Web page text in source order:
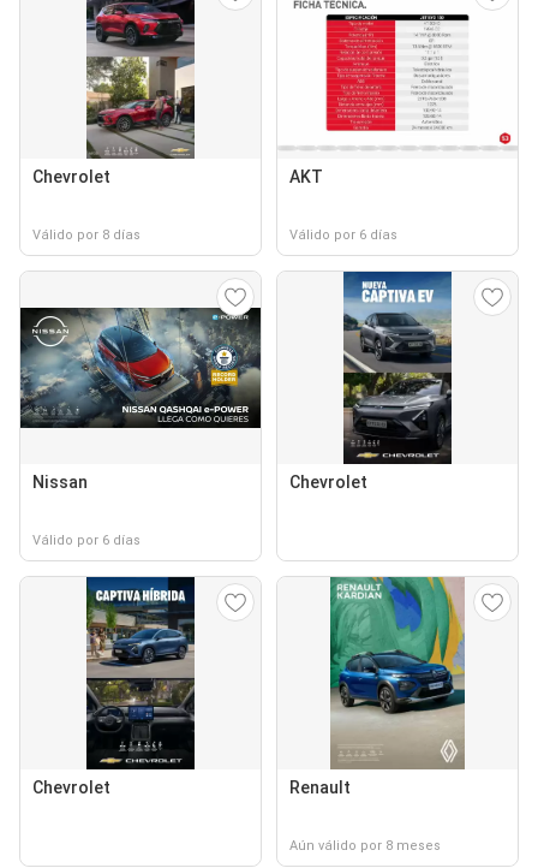
Chevrolet
Válido por 8 días
AKT
Válido por 6 días
Nissan
Válido por 6 días
Chevrolet
Chevrolet Renault
Aún válido por 8 meses